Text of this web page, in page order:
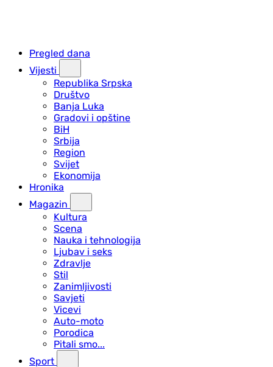
Pregled dana
Vijesti
Republika Srpska
Društvo
Banja Luka
Gradovi i opštine
BiH
Srbija
Region
Svijet
Ekonomija
Hronika
Magazin
Kultura
Scena
Nauka i tehnologija
Ljubav i seks
Zdravlje
Stil
Zanimljivosti
Savjeti
Vicevi
Auto-moto
Porodica
Pitali smo...
Sport